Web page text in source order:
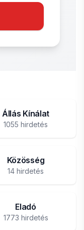
Állás Kínálat
1055 hirdetés
Közösség
14 hirdetés
Eladó
1773 hirdetés